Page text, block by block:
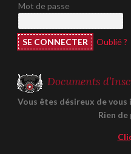
Mot de passe
Oublié ?
Documents
Vous êtes désireux de
Rien de